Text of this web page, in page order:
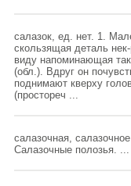
салазок, ед. нет. 1.
скользящая деталь
виду напоминающая
(обл.). Вдруг он
поднимают кверху
(простореч ...
салазочная,
Салазочные полозья. ...